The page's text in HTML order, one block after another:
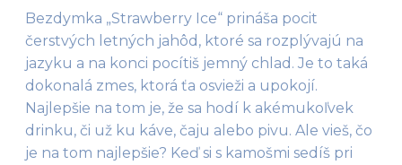
Bezdymka „Strawberry Ice“ prináša pocit
čerstvých letných jahôd, ktoré sa rozplývajú na
jazyku a na konci pocítiš jemný chlad. Je to taká
dokonalá zmes, ktorá ťa osvieži a upokojí.
Najlepšie na tom je, že sa hodí k akémukoľvek
drinku, či už ku káve, čaju alebo pivu. Ale vieš, čo
je na tom najlepšie? Keď si s kamošmi sedíš pri